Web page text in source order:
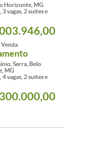
Horizonte, MG
vagas, 2 suites e
Venda
Serra, Belo
MG
vagas, 2 suites e